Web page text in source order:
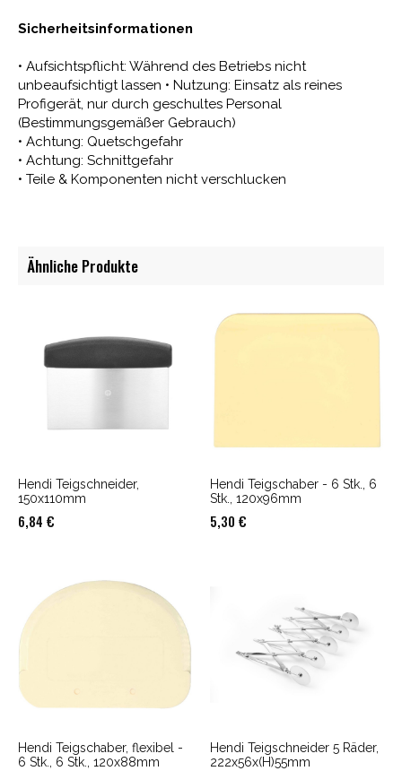
Sicherheitsinformationen
• Aufsichtspflicht: Während des Betriebs nicht
unbeaufsichtigt lassen • Nutzung: Einsatz als reines
Profigerät, nur durch geschultes Personal
(Bestimmungsgemäßer Gebrauch)
• Achtung: Quetschgefahr
• Achtung: Schnittgefahr
• Teile & Komponenten nicht verschlucken
Ähnliche Produkte
Hendi Teigschneider,
150x110mm
6,84 €
Hendi Teigschaber - 6 Stk., 6
Stk., 120x96mm
5,30 €
Hendi Teigschaber, flexibel -
6 Stk., 6 Stk., 120x88mm
Hendi Teigschneider 5 Räder,
222x56x(H)55mm